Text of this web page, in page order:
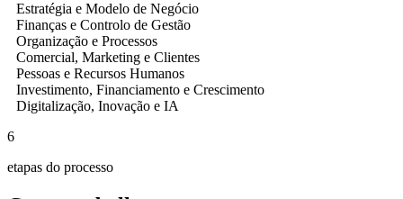
Estratégia e Modelo de Negócio
Finanças e Controlo de Gestão
Organização e Processos
Comercial, Marketing e Clientes
Pessoas e Recursos Humanos
Investimento, Financiamento e Crescimento
Digitalização, Inovação e IA
6
etapas do processo